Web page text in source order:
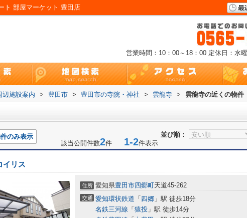
ト 部屋マーケット 豊田店
営業時間：10：00～18：00 定休日：水
辺施設案内 > 豊田市 > 豊田市の寺院・神社 > 雲龍寺 > 雲龍寺の近くの物件
並び順：
のみ表示
該当公開件数2件 1-2件表示
イリス
住所 愛知県豊田市四郷町天道45-262
交通 愛知環状鉄道 「 四郷 」駅 徒歩18分
名鉄三河線 「 猿投 」駅 徒歩14分